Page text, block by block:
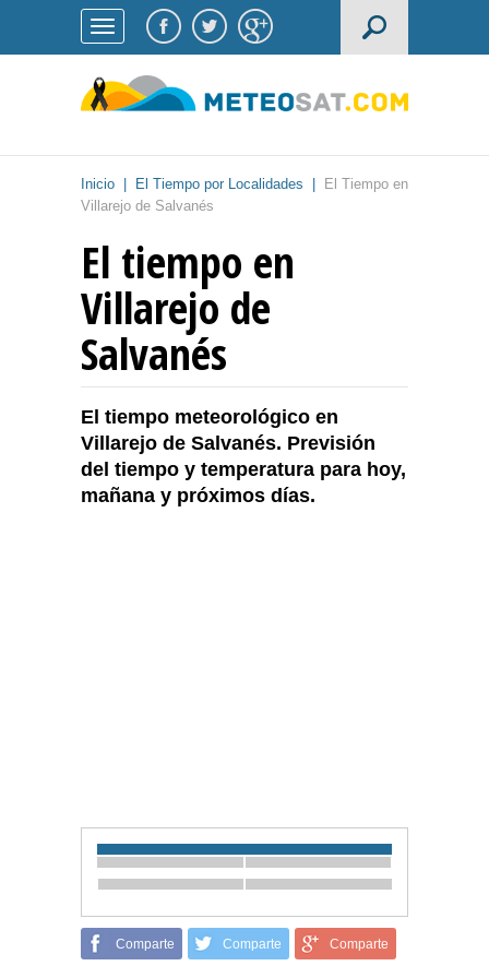
Inicio El Tiempo por Localidades
El Tiempo en
Villarejo de Salvanés
El tiempo en
Villarejo de
Salvanés
El tiempo meteorológico en
Villarejo de Salvanés. Previsión
del tiempo y temperatura para hoy,
mañana y próximos días.
Comparte Comparte Comparte